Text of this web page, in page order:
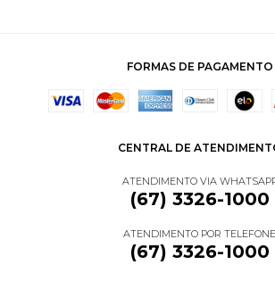
FORMAS DE PAGAMENTO
CENTRAL DE
ATENDIMENTO VIA
(67) 3326-1000
ATENDIMENTO POR TELEFONE
(67) 3326-1000